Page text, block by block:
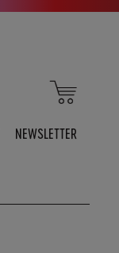
Mein
NEWSLETTER